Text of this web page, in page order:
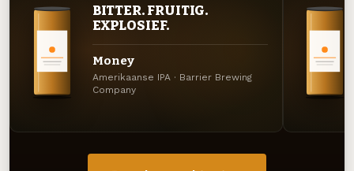
BITTER. FRUITIG.
EXPLOSIEF.
Money
Amerikaanse IPA · Barrier Brewing
Company